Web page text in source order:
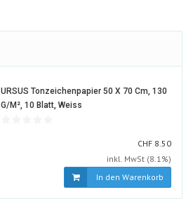
URSUS Tonzeichenpapier 50 X 70 Cm, 130
G/m², 10 Blatt, Weiss
CHF CHF
8.50
inkl. MwSt (8.1%)
In den Warenkorb